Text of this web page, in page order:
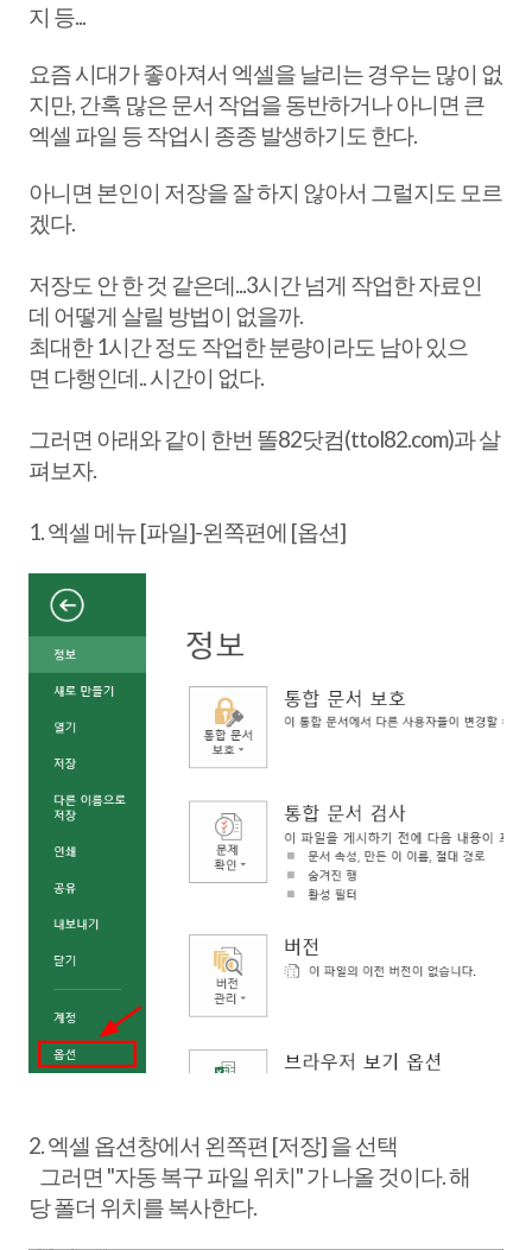
지 등...
요즘 시대가 좋아져서 엑셀을 날리는 경우는 많이 없
지만, 간혹 많은 문서 작업을 동반하거나 아니면 큰
엑셀 파일 등 작업시 종종 발생하기도 한다.
아니면 본인이 저장을 잘 하지 않아서 그럴지도 모르
겠다.
저장도 안 한 것 같은데...3시간 넘게 작업한 자료인
데 어떻게 살릴 방법이 없을까.
최대한 1시간 정도 작업한 분량이라도 남아 있으
면 다행인데.. 시간이 없다.
그러면 아래와 같이 한번 똘82닷컴(ttol82.com)과 살
펴보자.
1. 엑셀 메뉴 [파일]-왼쪽편에 [옵션]
2. 엑셀 옵션창에서 왼쪽편 [저장] 을 선택
그러면 "자동 복구 파일 위치" 가 나올 것이다. 해
당 폴더 위치를 복사한다.